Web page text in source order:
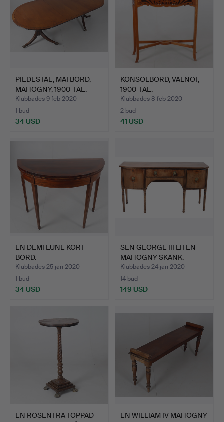
PIEDESTAL, MATBORD,
MAHOGNY, 1900-TAL.
Klubbades 9 feb 2020
1 bud
34 USD
KONSOLBORD, VALNÖT,
1900-TAL.
Klubbades 8 feb 2020
2 bud
41 USD
EN DEMI LUNE KORT
BORD.
Klubbades 25 jan 2020
1 bud
34 USD
SEN GEORGE III LITEN
MAHOGNY SKÄNK.
Klubbades 24 jan 2020
14 bud
149 USD
EN ROSENTRÄ TOPPAD
EN WILLIAM IV MAHOGNY